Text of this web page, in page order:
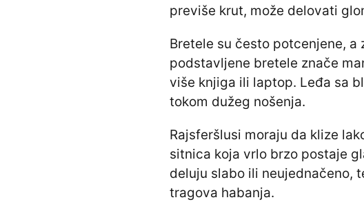
previše krut, može delovati
Bretele su često potcenjene, a
podstavljene bretele znače
više knjiga ili laptop. Leđa sa
tokom dužeg nošenja.
Rajsferšlusi moraju da klize
sitnica koja vrlo brzo postaje
deluju slabo ili neujednačeno,
tragova habanja.